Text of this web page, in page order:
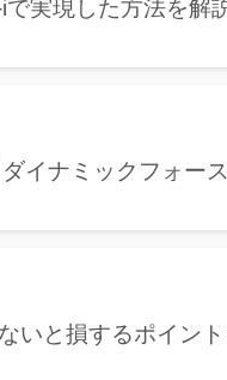
実現した方法を解
イナミックフォー
いと損するポイン